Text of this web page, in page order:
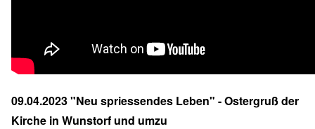
09.04.2023 "Neu spriessendes Leben" - Ostergruß der
Kirche in Wunstorf und umzu